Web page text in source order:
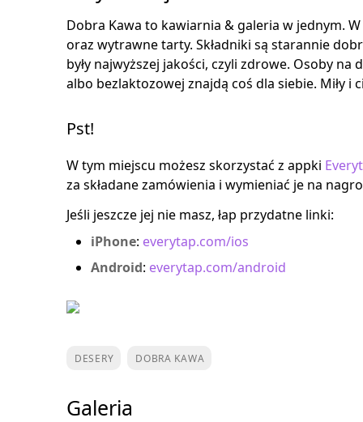
Dobra Kawa to kawiarnia & galeria w jednym.
oraz wytrawne tarty. Składniki są starannie
były najwyższej jakości, czyli zdrowe. Osoby na
albo bezlaktozowej znajdą coś dla siebie. Miły i
Pst!
W tym miejscu możesz skorzystać z appki
za składane zamówienia i wymieniać je na
Jeśli jeszcze jej nie masz, łap przydatne linki:
iPhone: everytap.com/ios
Android: everytap.com/android
DESERY DOBRA KAWA
Galeria